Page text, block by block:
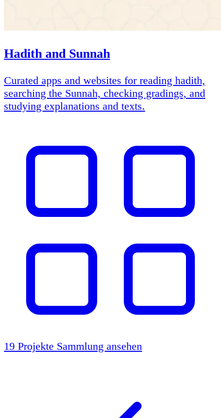
Hadith and Sunnah
Curated apps and websites for reading hadith,
searching the Sunnah, checking gradings, and
studying explanations and texts.
19 Projekte Sammlung ansehen